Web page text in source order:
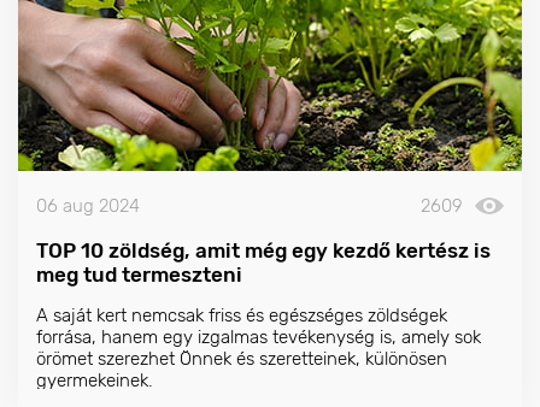
06 aug 2024 2609
TOP 10 zöldség, amit még egy kezdő kertész is
meg tud termeszteni
A saját kert nemcsak friss és egészséges zöldségek
forrása, hanem egy izgalmas tevékenység is, amely sok
örömet szerezhet Önnek és szeretteinek, különösen
gyermekeinek.